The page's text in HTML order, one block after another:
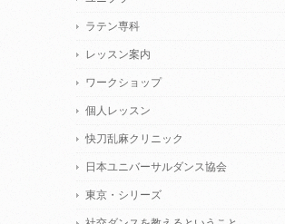
ラテン専科
レッスン案内
ワークショップ
個人レッスン
快刀乱麻クリニック
日本ユニバーサルダンス協会
東京・シリーズ